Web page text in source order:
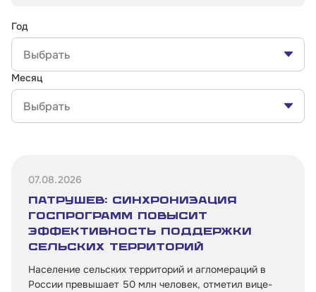
Год
Выбрать
Месяц
Выбрать
07.08.2026
Патрушев: синхронизация
госпрограмм повысит
эффективность поддержки
сельских территорий
Население сельских территорий и агломераций в
России превышает 50 млн человек, отметил вице-